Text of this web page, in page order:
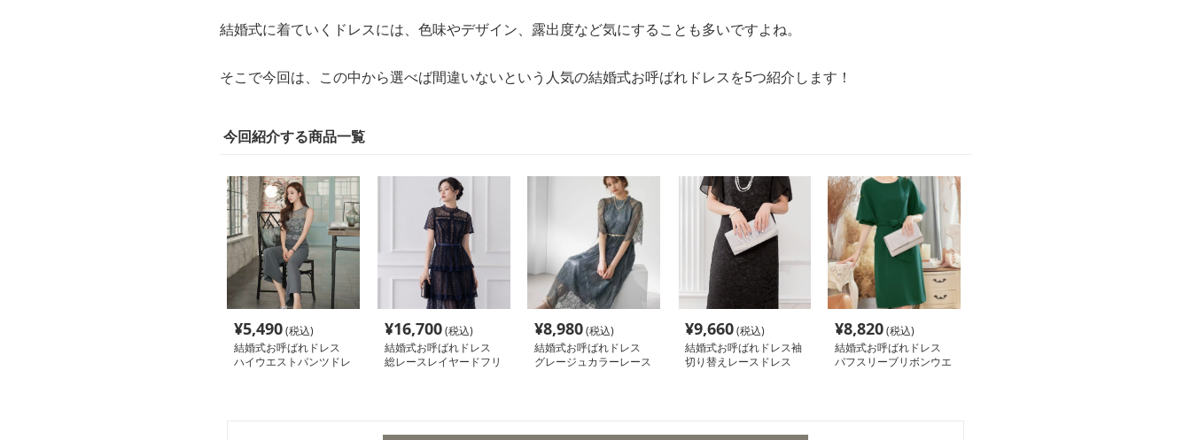
結婚式に着ていくドレスには、色味やデザイン、露出度など気にすることも多いですよね。
そこで今回は、この中から選べば間違いないという人気の結婚式お呼ばれドレスを5つ紹介します！
今回紹介する商品一覧
¥5,490(税込)
結婚式お呼ばれドレス
ハイウエストパンツドレ
¥16,700(税込)
結婚式お呼ばれドレス
総レースレイヤードフリ
¥8,980(税込)
結婚式お呼ばれドレス
グレージュカラーレース
¥9,660(税込)
結婚式お呼ばれドレス袖
切り替えレースドレス
¥8,820(税込)
結婚式お呼ばれドレス
パフスリーブリボンウエ